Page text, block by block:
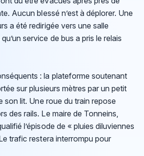
Aucun blessé n’est à déplorer. Une
a été redirigée vers une salle
service de bus a pris le relais
: la plateforme soutenant
sur plusieurs mètres par un petit
son lit. Une roue du train repose
des rails. Le maire de Tonneins,
l’épisode de « pluies diluviennes
trafic restera interrompu pour